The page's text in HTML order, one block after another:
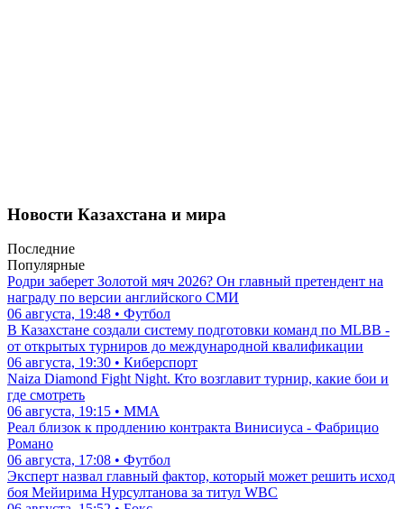
Новости Казахстана и мира
Последние
Популярные
Родри заберет Золотой мяч 2026? Он главный претендент на
награду по версии английского СМИ
06 августа, 19:48 • Футбол
В Казахстане создали систему подготовки команд по MLBB -
от открытых турниров до международной квалификации
06 августа, 19:30 • Киберспорт
Naiza Diamond Fight Night. Кто возглавит турнир, какие бои и
где смотреть
06 августа, 19:15 • ММА
Реал близок к продлению контракта Винисиуса - Фабрицио
Романо
06 августа, 17:08 • Футбол
Эксперт назвал главный фактор, который может решить исход
боя Мейирима Нурсултанова за титул WBC